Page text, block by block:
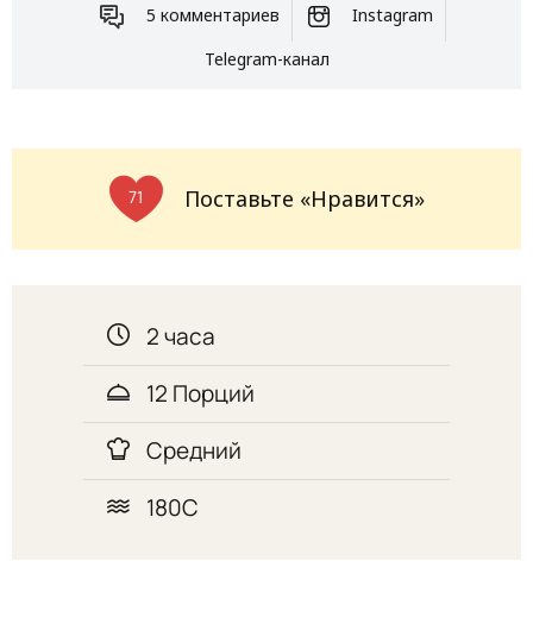
5 комментариев
Instagram
Telegram-канал
71 Поставьте «Нравится»
2 часа
12 Порций
Средний
180С